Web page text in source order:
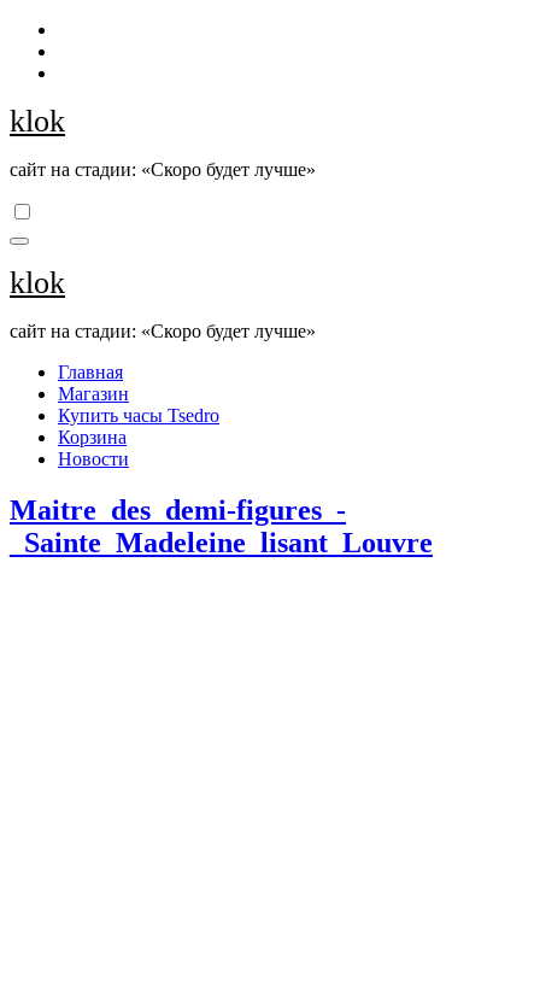
Перейти
содержанию
klok
сайт на стадии: «Скоро будет лучше»
klok
сайт на стадии: «Скоро будет лучше»
Главная
Магазин
Купить часы Tsedro
Корзина
Новости
Maitre_des_demi-figures_-
_Sainte_Madeleine_lisant_Louvre